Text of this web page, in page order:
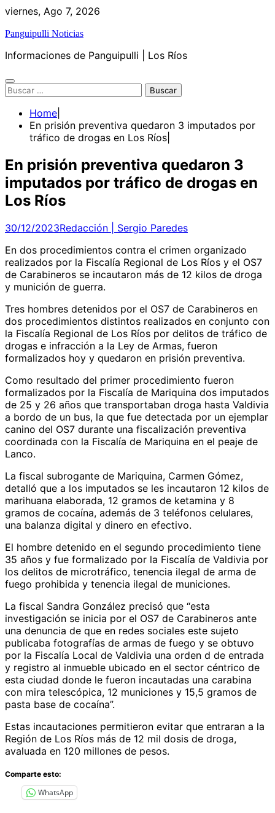
Skip
content
viernes, Ago 7, 2026
Panguipulli Noticias
Informaciones de Panguipulli | Los Ríos
Buscar:
Home
En prisión preventiva quedaron 3 imputados por
tráfico de drogas en Los Ríos
En prisión preventiva quedaron 3
imputados por tráfico de drogas en
Los Ríos
30/12/2023Redacción | Sergio Paredes
En dos procedimientos contra el crimen organizado
realizados por la Fiscalía Regional de Los Ríos y el OS7
de Carabineros se incautaron más de 12 kilos de droga
y munición de guerra.
Tres hombres detenidos por el OS7 de Carabineros en
dos procedimientos distintos realizados en conjunto con
la Fiscalía Regional de Los Ríos por delitos de tráfico de
drogas e infracción a la Ley de Armas, fueron
formalizados hoy y quedaron en prisión preventiva.
Como resultado del primer procedimiento fueron
formalizados por la Fiscalía de Mariquina dos imputados
de 25 y 26 años que transportaban droga hasta Valdivia
a bordo de un bus, la que fue detectada por un ejemplar
canino del OS7 durante una fiscalización preventiva
coordinada con la Fiscalía de Mariquina en el peaje de
Lanco.
La fiscal subrogante de Mariquina, Carmen Gómez,
detalló que a los imputados se les incautaron 12 kilos de
marihuana elaborada, 12 gramos de ketamina y 8
gramos de cocaína, además de 3 teléfonos celulares,
una balanza digital y dinero en efectivo.
El hombre detenido en el segundo procedimiento tiene
35 años y fue formalizado por la Fiscalía de Valdivia por
los delitos de microtráfico, tenencia ilegal de arma de
fuego prohibida y tenencia ilegal de municiones.
La fiscal Sandra González precisó que “esta
investigación se inicia por el OS7 de Carabineros ante
una denuncia de que en redes sociales este sujeto
publicaba fotografías de armas de fuego y se obtuvo
por la Fiscalía Local de Valdivia una orden d de entrada
y registro al inmueble ubicado en el sector céntrico de
esta ciudad donde le fueron incautadas una carabina
con mira telescópica, 12 municiones y 15,5 gramos de
pasta base de cocaína”.
Estas incautaciones permitieron evitar que entraran a la
Región de Los Ríos más de 12 mil dosis de droga,
avaluada en 120 millones de pesos.
Comparte esto:
WhatsApp